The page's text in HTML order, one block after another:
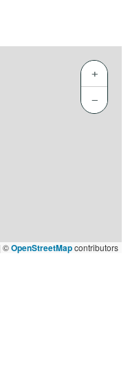
+
−
©OpenStreetMapcontributors